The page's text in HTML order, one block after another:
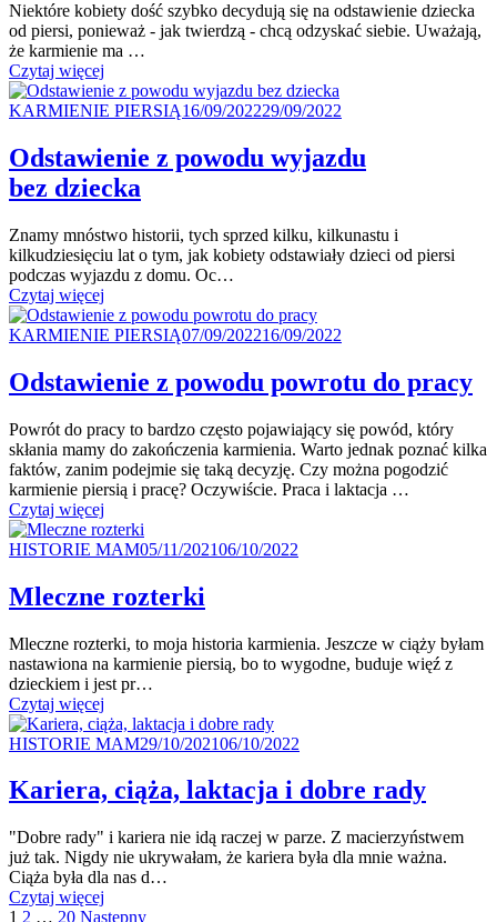
Niektóre kobiety dość szybko decydują się na odstawienie dziecka
od piersi, ponieważ - jak twierdzą - chcą odzyskać siebie. Uważają,
że karmienie ma …
Czytaj więcej
dziecko,
bo chcę
siebie!"
Kategoria
KARMIENIE PIERSIĄPosted
16/09/202229/09/2022
Odstawienie z powodu wyjazdu
bez dziecka
Znamy mnóstwo historii, tych sprzed kilku, kilkunastu i
kilkudziesięciu lat o tym, jak kobiety odstawiały dzieci od piersi
podczas wyjazdu z domu. Oc…
Czytaj więcej
z powodu
wyjazdu
Kategoria
KARMIENIE PIERSIĄPosted
07/09/202216/09/2022
Odstawienie z powodu powrotu do pracy
Powrót do pracy to bardzo często pojawiający się powód, który
skłania mamy do zakończenia karmienia. Warto jednak poznać kilka
faktów, zanim podejmie się taką decyzję. Czy można pogodzić
karmienie piersią i pracę? Oczywiście. Praca i laktacja …
Czytaj więcej
z powodu
powrotu
Kategoria
HISTORIE MAMPosted
05/11/202106/10/2022
Mleczne rozterki
Mleczne rozterki, to moja historia karmienia. Jeszcze w ciąży byłam
nastawiona na karmienie piersią, bo to wygodne, buduje więź z
dzieckiem i jest pr…
Czytaj więcej
rozterki"
Kategoria
HISTORIE MAMPosted
29/10/202106/10/2022
Kariera, ciąża, laktacja i dobre rady
"Dobre rady" i kariera nie idą raczej w parze. Z macierzyństwem
już tak. Nigdy nie ukrywałam, że kariera była dla mnie ważna.
Ciąża była dla nas d…
Czytaj więcej
ciąża,
Strona
1 Strona
2 … Strona
20 Następny